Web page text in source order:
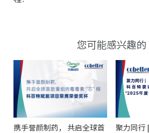
您可能感兴趣的
携手誉颜制药， 共启全球首
聚力同行 | 科百特获评荣昌